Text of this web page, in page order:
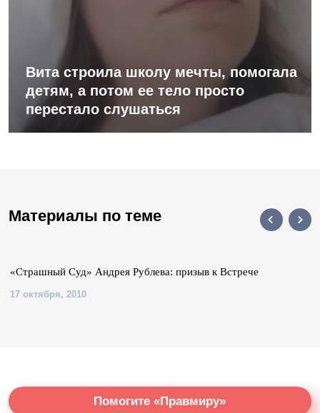
Вита строила школу мечты, помогала
детям, а потом ее тело просто
перестало слушаться
Материалы по теме
«Страшный Суд» Андрея Рублева: призыв к Встрече
17 октября, 2010
Помогите «Правмиру»